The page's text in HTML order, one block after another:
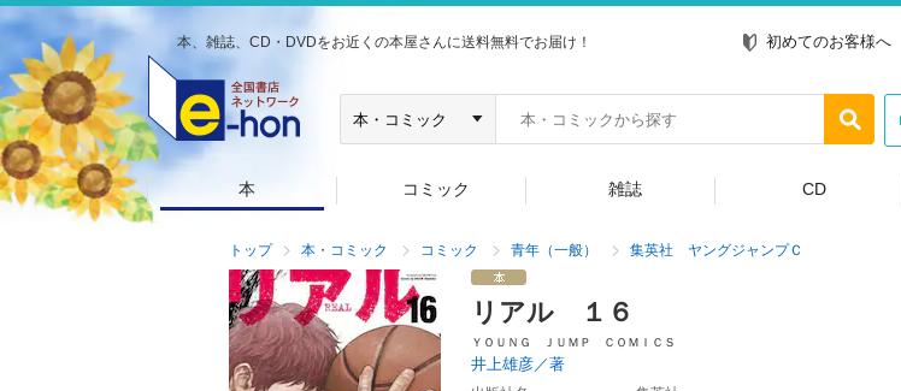
本、雑誌、CD・DVDをお近くの本屋さんに送料無料でお届け！ 初めてのお客様へ
本 コミック 雑誌 CD
トップ 本・コミック コミック 青年（一般） 集英社 ヤングジャンプＣ
リアル １６
ＹＯＵＮＧ ＪＵＭＰ ＣＯＭＩＣＳ
井上雄彦／著